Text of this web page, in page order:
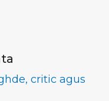
critic agus